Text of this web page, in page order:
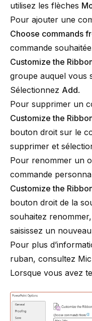
utilisez les flèches
Pour ajouter une
Choose commands
commande
Customize the
groupe auquel vous
Sélectionnez Add.
Pour supprimer un
Customize the
bouton droit sur le
supprimer et
Pour renommer un
commande
Customize the
bouton droit de la
souhaitez
saisissez un
Pour plus
ruban, consultez
Lorsque vous avez